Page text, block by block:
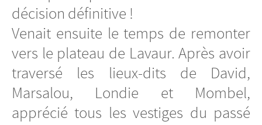
décision définitive !
Venait ensuite le temps de remonter
vers le plateau de Lavaur. Après avoir
traversé les lieux-dits de David,
Marsalou, Londie et Mombel,
apprécié tous les vestiges du passé